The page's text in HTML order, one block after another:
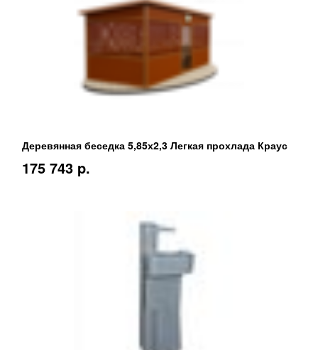
Деревянная беседка 5,85х2,3 Легкая прохлада Краус
175 743 p.